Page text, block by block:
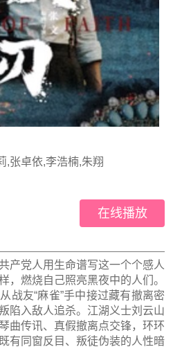
,张卓依,李浩楠,朱翔
在线播放
产党人用生命谱写这一个个感人
，燃烧自己照亮黑夜中的人们。
战友“麻雀”手中接过藏有撤离密
陷入敌人追杀。江湖义士刘云山
曲传讯、真假撤离点交锋，环环
有同窗反目、叛徒伪装的人性暗